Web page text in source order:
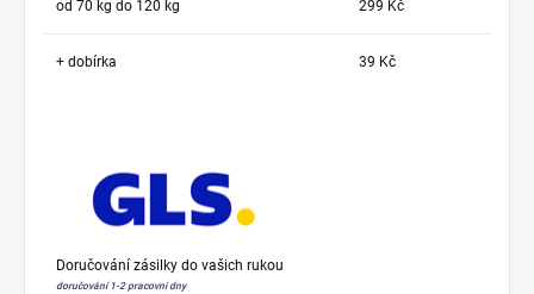
od 70 kg do 120 kg 299 Kč
+ dobírka 39 Kč
Doručování zásilky do vašich rukou
doručování 1-2 pracovní dny